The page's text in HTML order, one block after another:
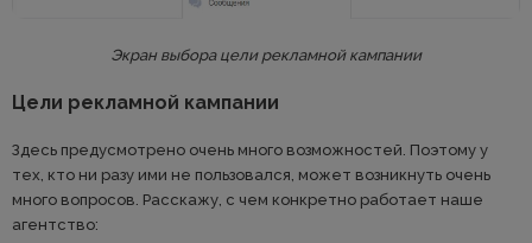
Экран выбора цели рекламной кампании
Цели рекламной кампании
Здесь предусмотрено очень много возможностей. Поэтому у
тех, кто ни разу ими не пользовался, может возникнуть очень
много вопросов. Расскажу, с чем конкретно работает наше
агентство: